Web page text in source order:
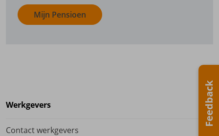
Mijn Pensioen
Werkgevers
Contact werkgevers
Feedback